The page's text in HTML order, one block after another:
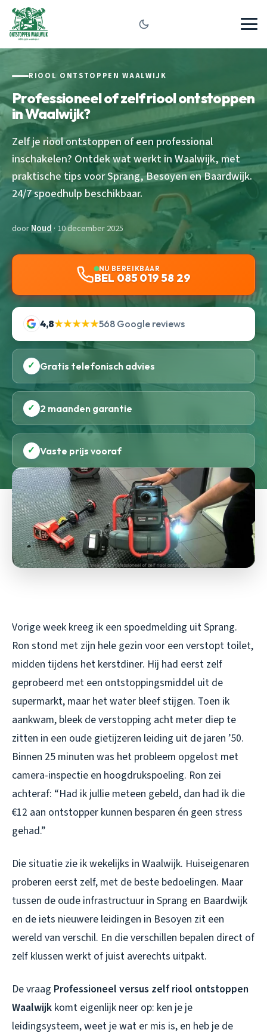
RIOOL ONTSTOPPEN WAALWIJK
Professioneel of zelf riool ontstoppen
in Waalwijk?
Zelf je riool ontstoppen of een professional
inschakelen? Ontdek wat werkt in Waalwijk, met
praktische tips voor Sprang, Besoyen en Baardwijk.
24/7 spoedhulp beschikbaar.
doorNoud · 10 december 2025
NU BEREIKBAAR
BEL 085 019 58 29
4,8★★★★★568 Google reviews
✓ Gratis telefonisch advies
✓ 2 maanden garantie
✓ Vaste prijs vooraf
Vorige week kreeg ik een spoedmelding uit Sprang.
Ron stond met zijn hele gezin voor een verstopt toilet,
midden tijdens het kerstdiner. Hij had eerst zelf
geprobeerd met een ontstoppingsmiddel uit de
supermarkt, maar het water bleef stijgen. Toen ik
aankwam, bleek de verstopping acht meter diep te
zitten in een oude gietijzeren leiding uit de jaren ’50.
Binnen 25 minuten was het probleem opgelost met
camera-inspectie en hoogdrukspoeling. Ron zei
achteraf: “Had ik jullie meteen gebeld, dan had ik die
€12 aan ontstopper kunnen besparen én geen stress
gehad.”
Die situatie zie ik wekelijks in Waalwijk. Huiseigenaren
proberen eerst zelf, met de beste bedoelingen. Maar
tussen de oude infrastructuur in Sprang en Baardwijk
en de iets nieuwere leidingen in Besoyen zit een
wereld van verschil. En die verschillen bepalen direct of
zelf klussen werkt of juist averechts uitpakt.
De vraag Professioneel versus zelf riool ontstoppen
Waalwijk komt eigenlijk neer op: ken je je
leidingsysteem, weet je wat er mis is, en heb je de